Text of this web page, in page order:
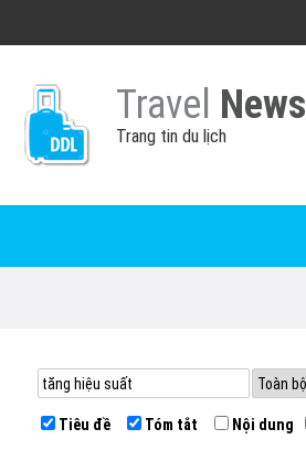
Travel News
Trang tin du lịch
Tiêu đề Tóm tắt Nội dung